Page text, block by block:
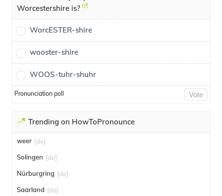
Worcestershire is?
WorcESTER-shire
wooster-shire
WOOS-tuhr-shuhr
Pronunciation poll Vote
Trending on HowToPronounce
weer [de]
Solingen [de]
Nürburgring [de]
Saarland [de]